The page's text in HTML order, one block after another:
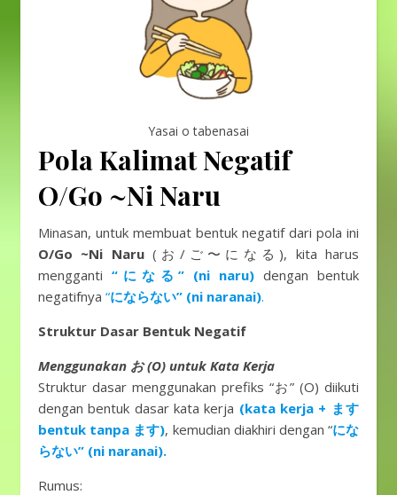
Yasai o tabenasai
Pola Kalimat Negatif
O/Go ~Ni Naru
Minasan, untuk membuat bentuk negatif dari pola ini
O/Go ~Ni Naru(お/ご〜になる), kita harus
mengganti “になる” (ni naru)dengan bentuk
negatifnya “にならない” (ni naranai).
Struktur Dasar Bentuk Negatif
Menggunakan お (O) untuk Kata Kerja
Struktur dasar menggunakan prefiks “お” (O) diikuti
dengan bentuk dasar kata kerja (kata kerja + ます
bentuk tanpa ます), kemudian diakhiri dengan “にな
らない” (ni naranai).
Rumus: